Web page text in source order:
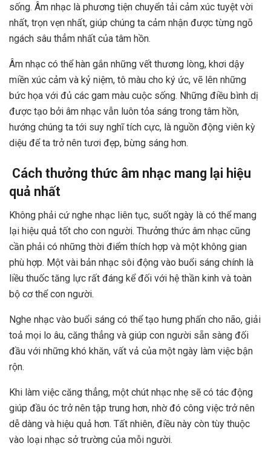
sống. Âm nhạc là phương tiện chuyển tải cảm xúc tuyệt vời
nhất, trọn vẹn nhất, giúp chúng ta cảm nhận được từng ngõ
ngách sâu thẳm nhất của tâm hồn.
Âm nhạc có thể hàn gắn những vết thương lòng, khơi dậy
miền xúc cảm và kỷ niệm, tô màu cho ký ức, vẽ lên những
bức họa với đủ các gam màu cuộc sống. Những điều bình dị
được tạo bởi âm nhạc vẫn luôn tỏa sáng trong tâm hồn,
hướng chúng ta tới suy nghĩ tích cực, là nguồn động viên kỳ
diệu để ta trở nên tươi đẹp, bừng sáng hơn.
Cách thưởng thức âm nhạc mang lại hiệu
quả nhất
Không phải cứ nghe nhạc liên tục, suốt ngày là có thể mang
lại hiệu quả tốt cho con người. Thưởng thức âm nhạc cũng
cần phải có những thời điểm thích hợp và một không gian
phù hợp. Một vài bản nhạc sôi động vào buổi sáng chính là
liều thuốc tăng lực rất đáng kể đối với hệ thần kinh và toàn
bộ cơ thể con người.
Nghe nhạc vào buổi sáng có thể tạo hưng phấn cho não, giải
toả mọi lo âu, căng thẳng và giúp con người sẵn sàng đối
đầu với những khó khăn, vất vả của một ngày làm việc bận
rộn.
Khi làm việc căng thẳng, một chút nhạc nhẹ sẽ có tác động
giúp đầu óc trở nên tập trung hơn, nhờ đó công việc trở nên
dễ dàng và hiệu quả hơn. Tất nhiên, điều này còn tùy thuộc
vào loại nhạc sở trường của mỗi người.